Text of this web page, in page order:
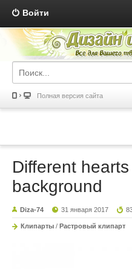
Войти
Полная версия сайта
Different
background
Diza-74 31 января 2017
Клипарты / Растровый клипарт